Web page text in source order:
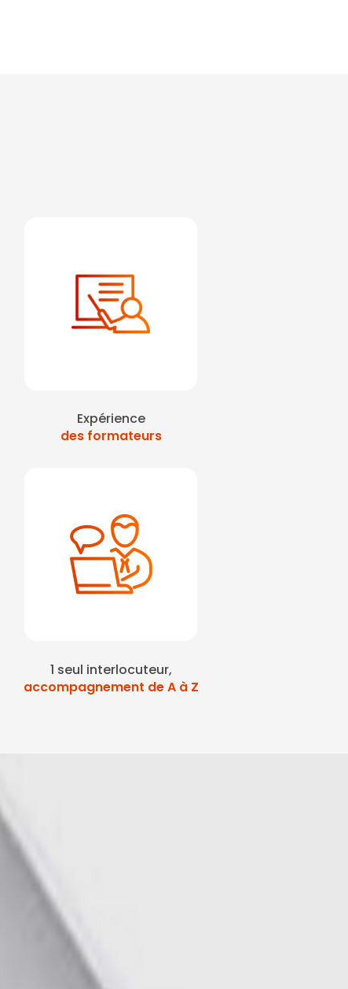
Expérience
des formateurs
1 seul interlocuteur,
accompagnement de A à Z